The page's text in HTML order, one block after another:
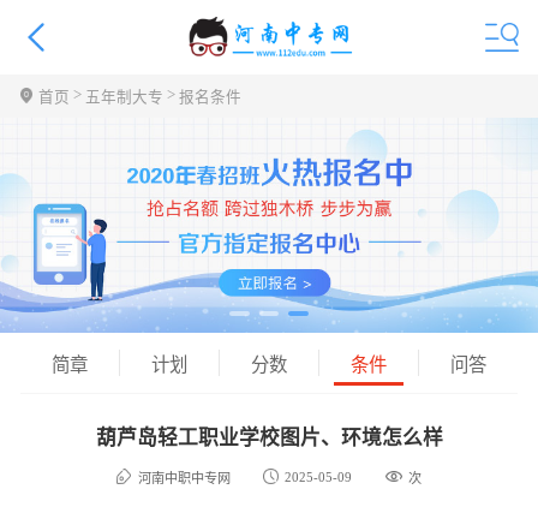
首页 > 五年制大专 >报名条件
简章 计划 分数 条件 问答
葫芦岛轻工职业学校图片、环境怎么样
河南中职中专网 2025-05-09 次